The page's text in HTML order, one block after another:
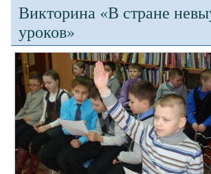
Викторина «В стране
уроков»